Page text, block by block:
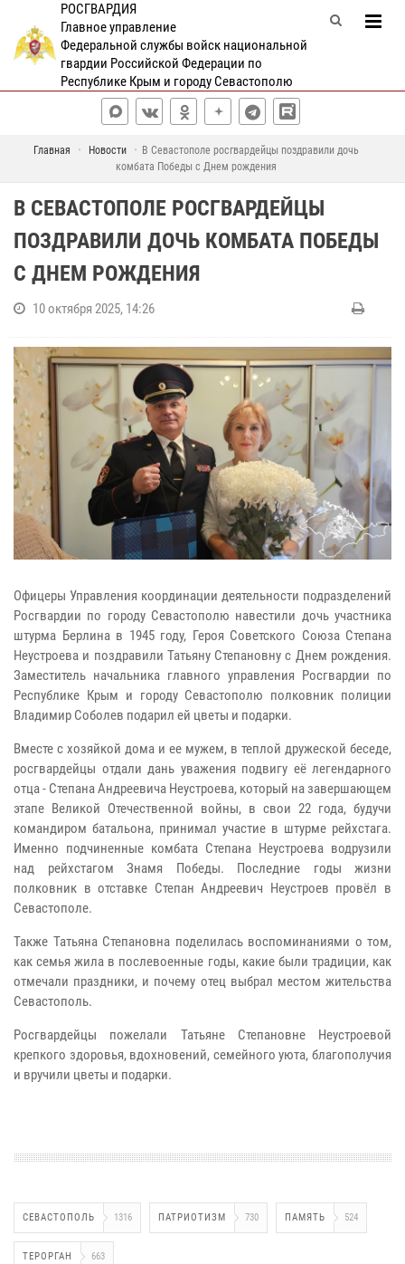
РОСГВАРДИЯ
Главное управление
Федеральной службы войск национальной
гвардии Российской Федерации по
Республике Крым и городу Севастополю
Главная Новости
В Севастополе росгвардейцы поздравили дочь
комбата Победы с Днем рождения
В СЕВАСТОПОЛЕ РОСГВАРДЕЙЦЫ
ПОЗДРАВИЛИ ДОЧЬ КОМБАТА ПОБЕДЫ
С ДНЕМ РОЖДЕНИЯ
10 октября 2025, 14:26
Офицеры Управления координации деятельности подразделений
Росгвардии по городу Севастополю навестили дочь участника
штурма Берлина в 1945 году, Героя Советского Союза Степана
Неустроева и поздравили Татьяну Степановну с Днем рождения.
Заместитель начальника главного управления Росгвардии по
Республике Крым и городу Севастополю полковник полиции
Владимир Соболев подарил ей цветы и подарки.
Вместе с хозяйкой дома и ее мужем, в теплой дружеской беседе,
росгвардейцы отдали дань уважения подвигу её легендарного
отца - Степана Андреевича Неустроева, который на завершающем
этапе Великой Отечественной войны, в свои 22 года, будучи
командиром батальона, принимал участие в штурме рейхстага.
Именно подчиненные комбата Степана Неустроева водрузили
над рейхстагом Знамя Победы. Последние годы жизни
полковник в отставке Степан Андреевич Неустроев провёл в
Севастополе.
Также Татьяна Степановна поделилась воспоминаниями о том,
как семья жила в послевоенные годы, какие были традиции, как
отмечали праздники, и почему отец выбрал местом жительства
Севастополь.
Росгвардейцы пожелали Татьяне Степановне Неустроевой
крепкого здоровья, вдохновений, семейного уюта, благополучия
и вручили цветы и подарки.
СЕВАСТОПОЛЬ 1316 ПАТРИОТИЗМ 730 ПАМЯТЬ 524
ТЕРОРГАН 663